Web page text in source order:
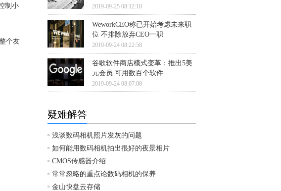
制小
个友
2019-09-25 08:12:18
WeworkCEO称已开始考虑未来职
位 不排除放弃CEO一职
2019-09-24 08:22:58
谷歌软件商店模式变革：推出5美
元会员 可用数百个软件
2019-09-24 08:07:08
疑难解答
浅谈数码相机照片发灰的问题
如何能用数码相机拍出很好的夜景相片
CMOS传感器介绍
常常忽略的重点论数码相机的保养
金山快盘云存储